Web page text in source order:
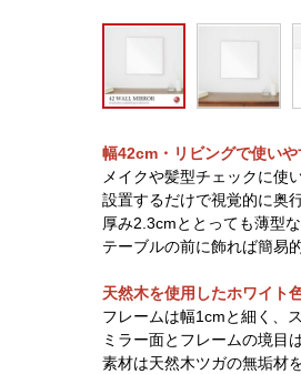
幅42cm・リビングで使い
メイクや髪型チェックに使
設置するだけで視覚的に奥
厚み2.3cmととっても薄型
テーブルの前に飾れば簡易
天然木を使用したホワイト
フレームは幅1cmと細く、
ミラー面とフレームの境目
素材は天然木ツガの無垢材